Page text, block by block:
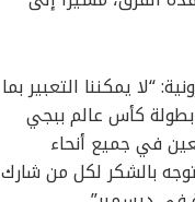
“لا يمكننا التعبير بما
بطولة كأس عالم ببجي
في جميع أنحاء
بالشكر لكل من شارك